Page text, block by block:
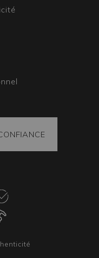
constaté
dans des
d’un
et provenance.
pour garantir son
luminaires
s’agisse
ou de
disponible pour
mieux à vos